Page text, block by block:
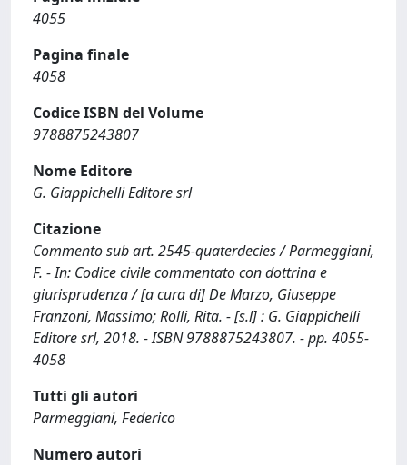
4055
Pagina finale
4058
Codice ISBN del Volume
9788875243807
Nome Editore
G. Giappichelli Editore srl
Citazione
Commento sub art. 2545-quaterdecies / Parmeggiani,
F. - In: Codice civile commentato con dottrina e
giurisprudenza / [a cura di] De Marzo, Giuseppe
Franzoni, Massimo; Rolli, Rita. - [s.l] : G. Giappichelli
Editore srl, 2018. - ISBN 9788875243807. - pp. 4055-
4058
Tutti gli autori
Parmeggiani, Federico
Numero autori